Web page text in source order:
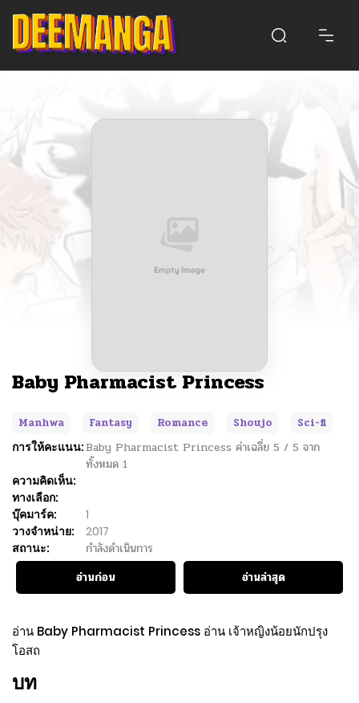
Baby Pharmacist Princess
Manhwa Fantasy Romance Shoujo
Sci-fi
การให้คะแนน:Baby Pharmacist Princess ค่าเฉลี่ย 5 / 5 จาก
ทั้งหมด 1
ความคิดเห็น:
ทางเลือก:
บุ๊คมาร์ค:
1
วางจำหน่าย:
2017
สถานะ:
กำลังดำเนินการ
อ่านก่อน
อ่านล่าสุด
อ่าน Baby Pharmacist Princess อ่าน เจ้าหญิงน้อยนักปรุง
โอสถ
บท